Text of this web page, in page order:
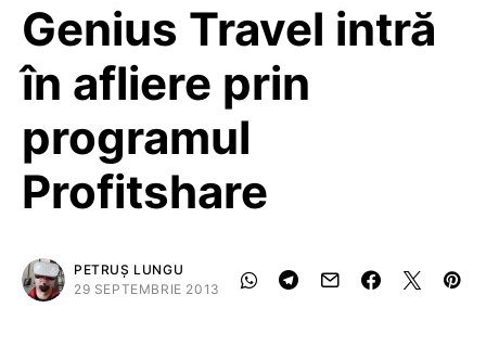
Genius Travel intră
în afliere prin
programul
Profitshare
PETRUȘ LUNGU
29 SEPTEMBRIE 2013